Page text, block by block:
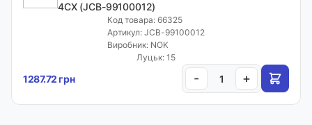
4CX (JCB-99100012)
Код товара: 66325
Артикул: JCB-99100012
Виробник: NOK
Луцьк: 15
1287.72 грн - +